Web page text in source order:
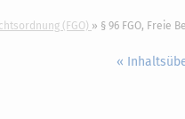
(FGO) § 96 FGO, Freie
«